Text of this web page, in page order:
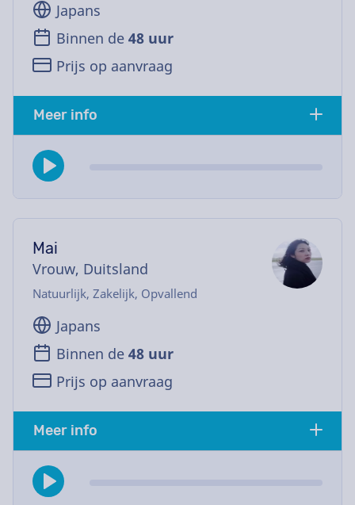
Japans
Binnen de 48 uur
Prijs op aanvraag
Meer info
Mai
Vrouw, Duitsland
Natuurlijk, Zakelijk, Opvallend
Japans
Binnen de 48 uur
Prijs op aanvraag
Meer info